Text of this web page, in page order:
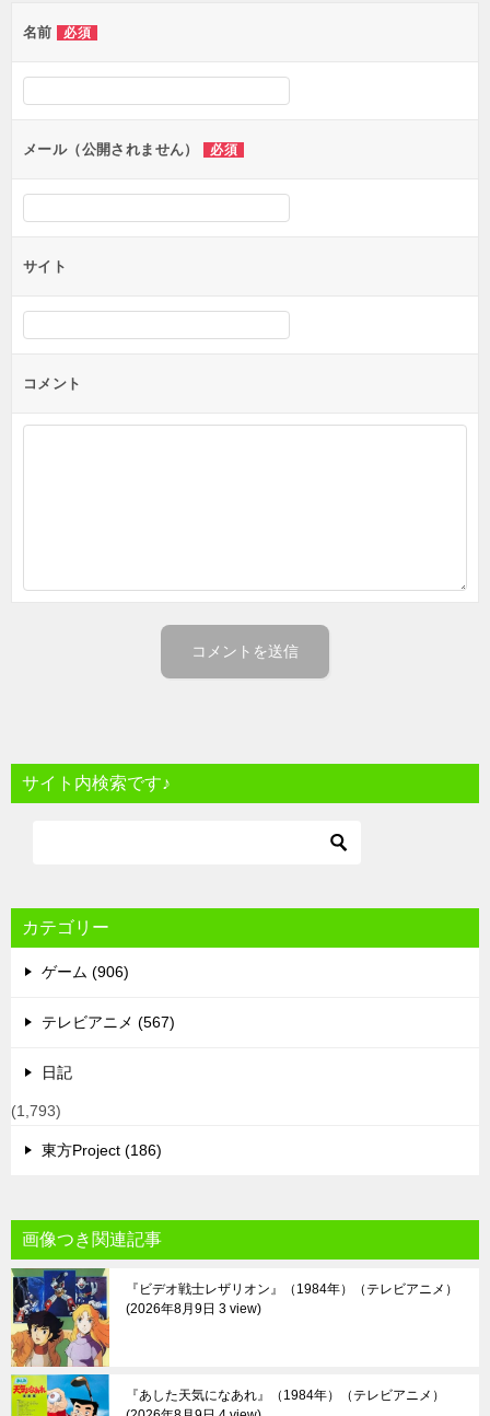
ー
シ
ン
名前 必須
メール（公開されません） 必須
サイト
コメント
サイト内検索です♪
カテゴリー
ゲーム (906)
テレビアニメ (567)
日記
(1,793)
東方Project (186)
画像つき関連記事
『ビデオ戦士レザリオン』（1984年）（テレビアニメ）
2026年8月9日 3 view
『あした天気になあれ』（1984年）（テレビアニメ）